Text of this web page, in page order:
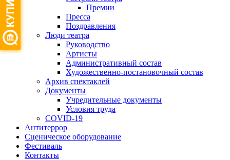
Премии
Пресса
Поздравления
Люди театра
Руководство
Артисты
Административный состав
Художественно-постановочный состав
Архив спектаклей
Документы
Учредительные документы
Условия труда
COVID-19
Антитеррор
Сценическое оборудование
Фестиваль
Контакты